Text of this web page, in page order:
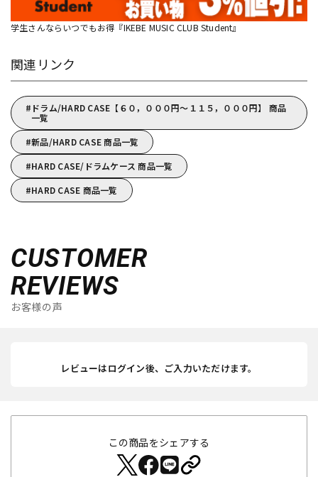
学生さんならいつでもお得『IKEBE MUSIC CLUB Student』
関連リンク
ドラム/HARD CASE【６０，０００円～１１５，０００円】 商品
一覧
新品/HARD CASE 商品一覧
HARD CASE/ドラムケース 商品一覧
HARD CASE 商品一覧
CUSTOMER
REVIEWS
お客様の声
レビューはログイン後、ご入力いただけます。
この商品をシェアする